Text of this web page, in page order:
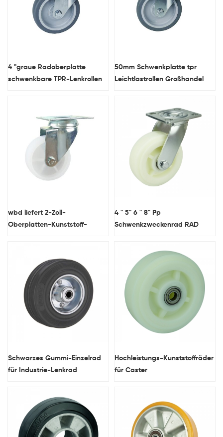
4 "graue Radoberplatte
schwenkbare TPR-Lenkrollen
50mm Schwenkplatte tpr
Leichtlastrollen Großhandel
wbd liefert 2-Zoll-
Oberplatten-Kunststoff-
4 " 5" 6 " 8" Pp
Schwenkzweckenrad RAD
Schwarzes Gummi-Einzelrad
für Industrie-Lenkrad
Hochleistungs-Kunststoffräder
für Caster